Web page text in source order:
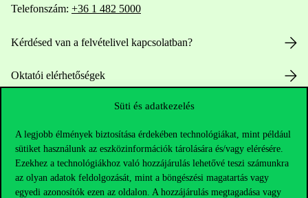
Süti és adatkezelés
A legjobb élmények biztosítása érdekében technológiákat, mint például
sütiket használunk az eszközinformációk tárolására és/vagy elérésére.
Ezekhez a technológiákhoz való hozzájárulás lehetővé teszi számunkra
az olyan adatok feldolgozását, mint a böngészési magatartás vagy
egyedi azonosítók ezen az oldalon. A hozzájárulás megtagadása vagy
Telefonszám: +36 1 482 5000
Kérdésed van a felvételivel kapcsolatban?
Oktatói elérhetőségek
HUB jelenlegi hallgatóinknak
Sajtó: press@uni-corvinus.hu